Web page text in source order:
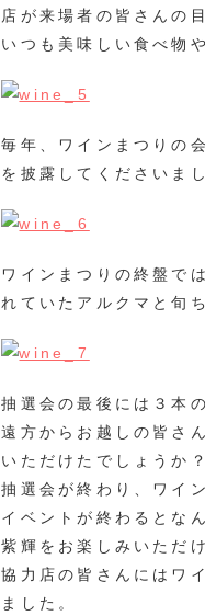
店が来場者の皆さんの
いつも美味しい食べ物
毎年、ワインまつりの
を披露してくださいま
ワインまつりの終盤で
れていたアルクマと旬
抽選会の最後には３本
遠方からお越しの皆さ
いただけたでしょうか？
抽選会が終わり、ワイ
イベントが終わるとな
紫輝をお楽しみいただ
協力店の皆さんにはワ
ました。